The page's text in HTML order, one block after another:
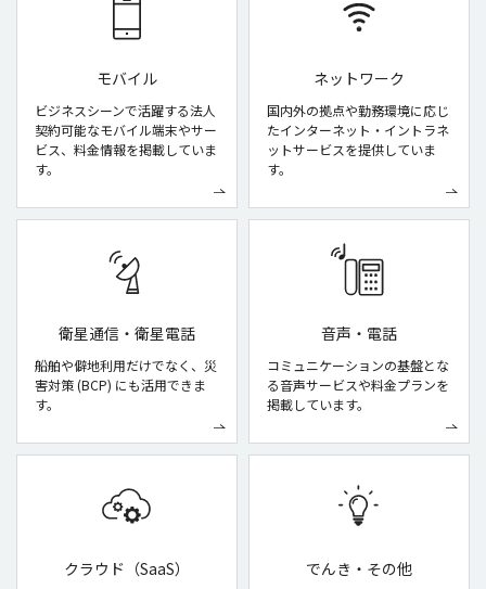
モバイル
ビジネスシーンで活躍する法人
契約可能なモバイル端末やサー
ビス、料金情報を掲載していま
す。
ネットワーク
国内外の拠点や勤務環境に応じ
たインターネット・イントラネ
ットサービスを提供していま
す。
衛星通信・衛星電話
船舶や僻地利用だけでなく、災
害対策 (BCP) にも活用できま
す。
音声・電話
コミュニケーションの基盤とな
る音声サービスや料金プランを
掲載しています。
クラウド（SaaS） でんき・その他